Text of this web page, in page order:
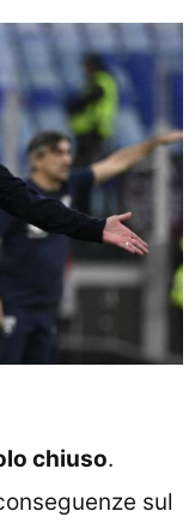
chiuso.
sul